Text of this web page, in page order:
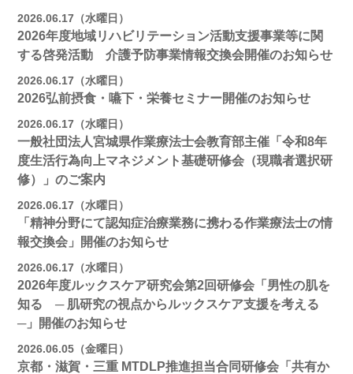
2026.06.17（水曜日）
2026年度地域リハビリテーション活動支援事業等に関
する啓発活動 介護予防事業情報交換会開催のお知らせ
2026.06.17（水曜日）
2026弘前摂食・嚥下・栄養セミナー開催のお知らせ
2026.06.17（水曜日）
一般社団法人宮城県作業療法士会教育部主催「令和8年
度生活行為向上マネジメント基礎研修会（現職者選択研
修）」のご案内
2026.06.17（水曜日）
「精神分野にて認知症治療業務に携わる作業療法士の情
報交換会」開催のお知らせ
2026.06.17（水曜日）
2026年度ルックスケア研究会第2回研修会「男性の肌を
知る ─ 肌研究の視点からルックスケア支援を考える
─」開催のお知らせ
2026.06.05（金曜日）
京都・滋賀・三重 MTDLP推進担当合同研修会「共有か